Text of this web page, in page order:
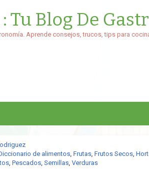
Tu Blog De
Aprende consejos, trucos, tips para
de alimentos, Frutas, Frutos Secos,
, Pescados, Semillas, Verduras